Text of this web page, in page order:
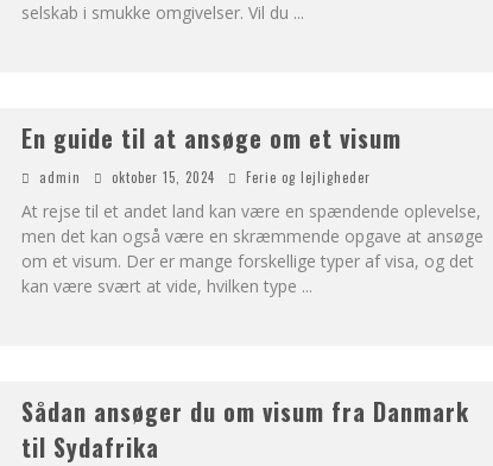
selskab i smukke omgivelser. Vil du ...
En guide til at ansøge om et visum
admin oktober 15, 2024 Ferie og lejligheder
At rejse til et andet land kan være en spændende oplevelse,
men det kan også være en skræmmende opgave at ansøge
om et visum. Der er mange forskellige typer af visa, og det
kan være svært at vide, hvilken type ...
Sådan ansøger du om visum fra Danmark
til Sydafrika